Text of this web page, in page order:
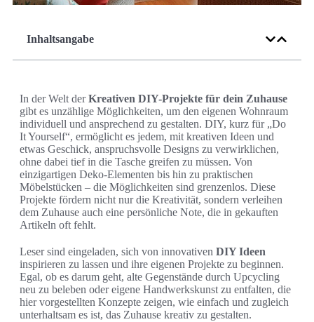
Inhaltsangabe
In der Welt derKreativen DIY-Projekte für dein Zuhause
gibt es unzählige Möglichkeiten, um den eigenen Wohnraum
individuell und ansprechend zu gestalten. DIY, kurz für „Do
It Yourself“, ermöglicht es jedem, mit kreativen Ideen und
etwas Geschick, anspruchsvolle Designs zu verwirklichen,
ohne dabei tief in die Tasche greifen zu müssen. Von
einzigartigen Deko-Elementen bis hin zu praktischen
Möbelstücken – die Möglichkeiten sind grenzenlos. Diese
Projekte fördern nicht nur die Kreativität, sondern verleihen
dem Zuhause auch eine persönliche Note, die in gekauften
Artikeln oft fehlt.
Leser sind eingeladen, sich von innovativen DIY Ideen
inspirieren zu lassen und ihre eigenen Projekte zu beginnen.
Egal, ob es darum geht, alte Gegenstände durch Upcycling
neu zu beleben oder eigene Handwerkskunst zu entfalten, die
hier vorgestellten Konzepte zeigen, wie einfach und zugleich
unterhaltsam es ist, das Zuhause kreativ zu gestalten.